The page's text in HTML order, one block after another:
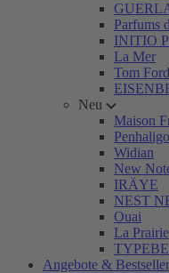
Parfums
INITIO
La Mer
Tom Ford
Neu
Maison
Widian
New
IRÄYE
NEST
Ouai
La Prairie
Angebote & Bestseller